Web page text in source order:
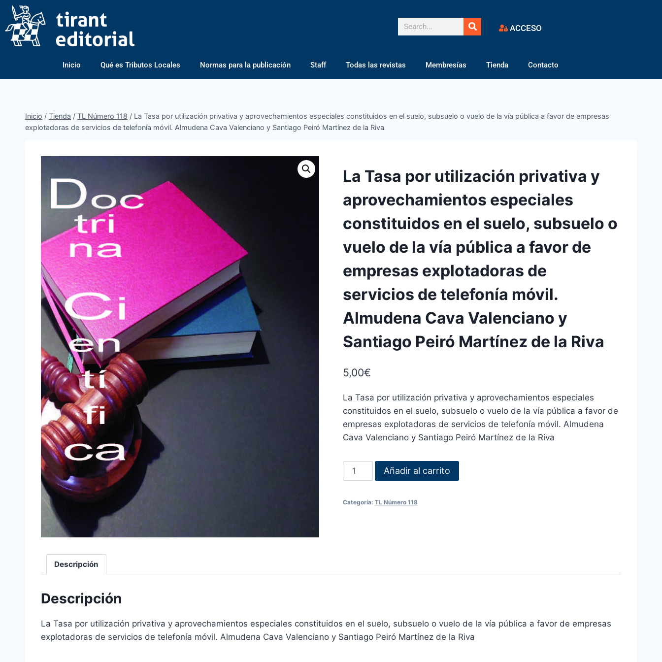
ACCESO
Inicio Qué es Tributos Locales Normas para la publicación Staff Todas las revistas Membresías Tienda Contacto
Inicio / Tienda / TL Número 118 / La Tasa por utilización privativa y aprovechamientos especiales constituidos en el suelo, subsuelo o vuelo de la vía pública a favor de empresas
explotadoras de servicios de telefonía móvil. Almudena Cava Valenciano y Santiago Peiró Martínez de la Riva
La Tasa por utilización privativa y
aprovechamientos especiales
constituidos en el suelo, subsuelo o
vuelo de la vía pública a favor de
empresas explotadoras de
servicios de telefonía móvil.
Almudena Cava Valenciano y
Santiago Peiró Martínez de la Riva
5,00€
La Tasa por utilización privativa y aprovechamientos especiales
constituidos en el suelo, subsuelo o vuelo de la vía pública a favor de
empresas explotadoras de servicios de telefonía móvil. Almudena
Cava Valenciano y Santiago Peiró Martínez de la Riva
Añadir al carrito
Categoría: TL Número 118
Descripción
Descripción
La Tasa por utilización privativa y aprovechamientos especiales constituidos en el suelo, subsuelo o vuelo de la vía pública a favor de empresas
explotadoras de servicios de telefonía móvil. Almudena Cava Valenciano y Santiago Peiró Martínez de la Riva